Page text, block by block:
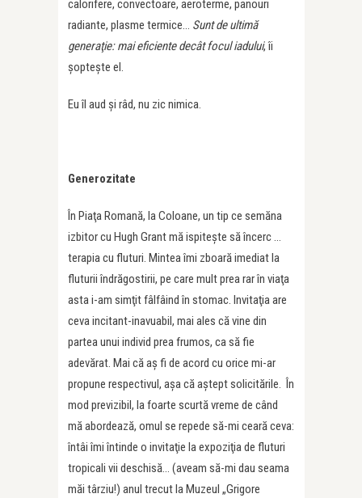
calorifere, convectoare, aeroterme, panouri
radiante, plasme termice… Sunt de ultimă
generaţie: mai eficiente decât focul iadului, îi
şopteşte el.
Eu îl aud şi râd, nu zic nimica.
Generozitate
În Piaţa Romană, la Coloane, un tip ce semăna
izbitor cu Hugh Grant mă ispiteşte să încerc …
terapia cu fluturi. Mintea îmi zboară imediat la
fluturii îndrăgostirii, pe care mult prea rar în viaţa
asta i-am simţit fâlfâind în stomac. Invitaţia are
ceva incitant-inavuabil, mai ales că vine din
partea unui individ prea frumos, ca să fie
adevărat. Mai că aş fi de acord cu orice mi-ar
propune respectivul, aşa că aştept solicitările. În
mod previzibil, la foarte scurtă vreme de când
mă abordează, omul se repede să-mi ceară ceva:
întâi îmi întinde o invitaţie la expoziţia de fluturi
tropicali vii deschisă… (aveam să-mi dau seama
măi târziu!) anul trecut la Muzeul „Grigore